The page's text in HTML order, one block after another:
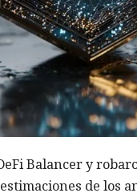
Balancer y
de los